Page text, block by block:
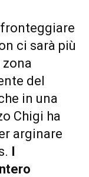
ci sarà più
zona
del
in una
Chigi ha
arginare
I